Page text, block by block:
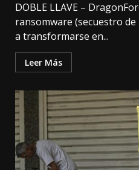
DOBLE LLAVE –
ransomware (secuestro
a transformarse en...
Leer Más